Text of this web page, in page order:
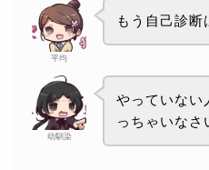
平均
もう自己診断
幼馴染
やっていない
っちゃいなさ